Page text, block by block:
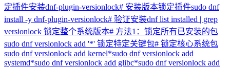
定插件安装dnf-plugin-versionlock# 安装版本锁定插件sudo dnf
install -y dnf-plugin-versionlock# 验证安装dnf list installed | grep
versionlock 锁定整个系统版本# 方法1：锁定所有已安装的包
sudo dnf versionlock add '*' 锁定特定关键包# 锁定核心系统包
sudo dnf versionlock add kernel*sudo dnf versionlock add
systemd*sudo dnf versionlock add glibc*sudo dnf versionlock add